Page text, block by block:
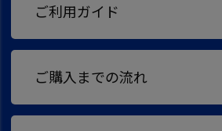
ご利用ガイド
ご購入までの流れ